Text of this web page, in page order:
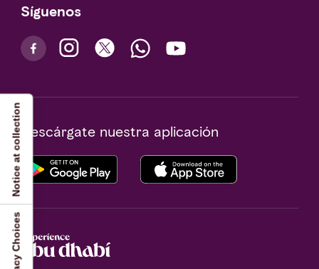
Síguenos
Descárgate nuestra aplicación
Notice at collection